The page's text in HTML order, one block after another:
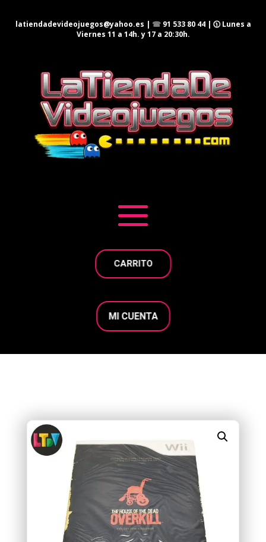
latiendadevideojuegos@yahoo.es | ☎ 91 533 80 44| 🕦 Lunes a
Viernes 11 a 14h. y 17 a 20:30h.
CARRITO
MI CUENTA